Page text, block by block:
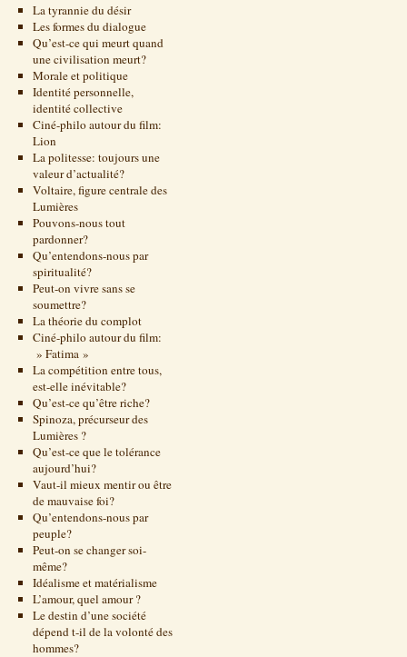
La tyrannie du désir
Les formes du dialogue
Qu’est-ce qui meurt quand
une civilisation meurt?
Morale et politique
Identité personnelle,
identité collective
Ciné-philo autour du film:
Lion
La politesse: toujours une
valeur d’actualité?
Voltaire, figure centrale des
Lumières
Pouvons-nous tout
pardonner?
Qu’entendons-nous par
spiritualité?
Peut-on vivre sans se
soumettre?
La théorie du complot
Ciné-philo autour du film:
» Fatima »
La compétition entre tous,
est-elle inévitable?
Qu’est-ce qu’être riche?
Spinoza, précurseur des
Lumières ?
Qu’est-ce que le tolérance
aujourd’hui?
Vaut-il mieux mentir ou être
de mauvaise foi?
Qu’entendons-nous par
peuple?
Peut-on se changer soi-
même?
Idéalisme et matérialisme
L’amour, quel amour ?
Le destin d’une société
dépend t-il de la volonté des
hommes?